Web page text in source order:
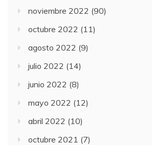
noviembre 2022 (90)
octubre 2022 (11)
agosto 2022 (9)
julio 2022 (14)
junio 2022 (8)
mayo 2022 (12)
abril 2022 (10)
octubre 2021 (7)